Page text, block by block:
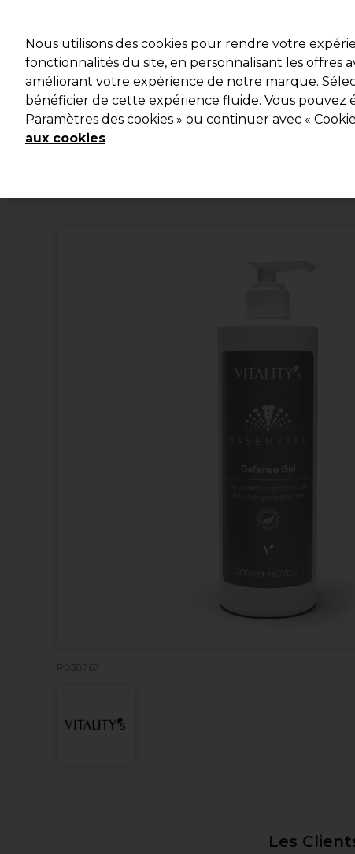
Marques Bons plans Coiffure Electro et Matériel
Livraison et délais
P038767
Les
Nous utilisons des cookies pour rendre votre
fonctionnalités du site, en personnalisant les offres
améliorant votre expérience de notre marque.
bénéficier de cette expérience fluide. Vous pouvez
Paramètres des cookies » ou continuer avec «
aux cookies